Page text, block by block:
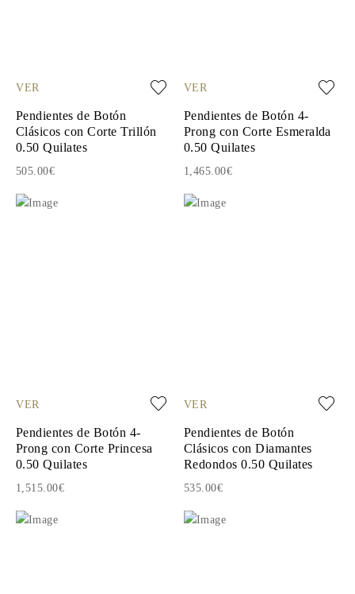
VER
Pendientes de Botón
Clásicos con Corte Trillón
0.50 Quilates
505.00€
VER
Pendientes de Botón 4-
Prong con Corte Esmeralda
0.50 Quilates
1,465.00€
VER
Pendientes de Botón 4-
Prong con Corte Princesa
0.50 Quilates
1,515.00€
VER
Pendientes de Botón
Clásicos con Diamantes
Redondos 0.50 Quilates
535.00€